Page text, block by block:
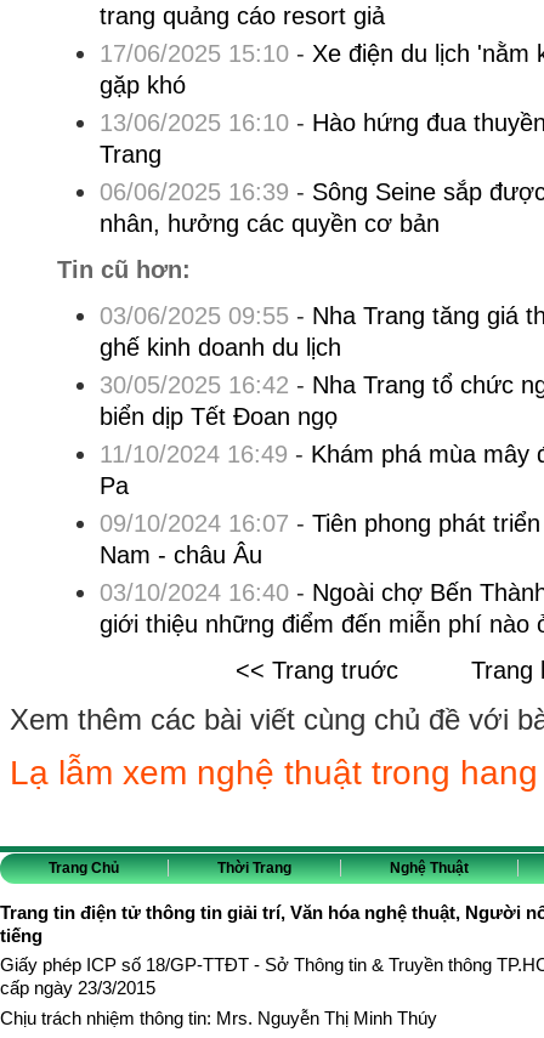
trang quảng cáo resort giả
17/06/2025 15:10- Xe điện du lịch 'nằm
gặp khó
13/06/2025 16:10- Hào hứng đua
Trang
06/06/2025 16:39 - Sông Seine sắp
nhân, hưởng các quyền cơ bản
Tin cũ hơn:
03/06/2025 09:55- Nha Trang tăng giá
ghế kinh doanh du lịch
30/05/2025 16:42 - Nha Trang tổ chức
biển dịp Tết Đoan ngọ
11/10/2024 16:49 - Khám phá mùa mây
Pa
09/10/2024 16:07 - Tiên phong phát
Nam - châu Âu
03/10/2024 16:40- Ngoài chợ Bến
giới thiệu những điểm đến miễn phí nào
<< Trang truớc
Trang
Xem thêm các bài viết cùng chủ đề với
Lạ lẫm xem nghệ thuật trong
Trang Chủ Thời Trang Nghệ Thuật
Trang tin điện tử thông tin giải trí, Văn hóa nghệ thuật, Người
tiếng
Giấy phép ICP số 18/GP-TTĐT - Sở Thông tin & Truyền thông
cấp ngày 23/3/2015
Chịu trách nhiệm thông tin: Mrs. Nguyễn Thị Minh Thúy